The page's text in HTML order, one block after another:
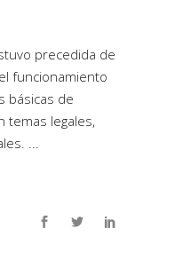
precedida de
funcionamiento
básicas de
temas legales,